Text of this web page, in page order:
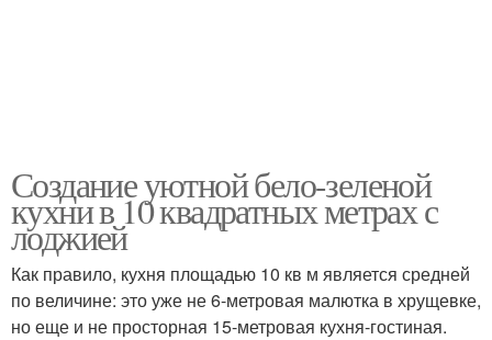
Создание уютной бело-зеленой
кухни в 10 квадратных метрах с
лоджией
Как правило, кухня площадью 10 кв м является средней
по величине: это уже не 6-метровая малютка в хрущевке,
но еще и не просторная 15-метровая кухня-гостиная.